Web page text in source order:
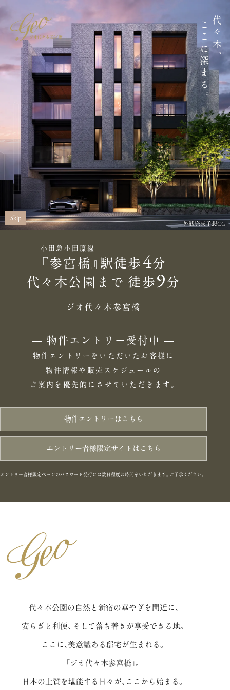
代々木、
ここに深まる。
外観完成予想CG
Skip
小田急小田原線
『参宮橋』駅徒歩 4分
代々木公園まで 徒歩9分
ジオ代々木参宮橋
— 物件エントリー受付中 —
物件エントリーをいただいたお客様に
物件情報や販売スケジュールの
ご案内を優先的にさせていただきます。
物件エントリーはこちら
エントリー者様限定サイトはこちら
エントリー者様限定ページのパスワード発行には数日程度お時間をいただきます。ご了承ください。
代々木公園の自然と新宿の華やぎを間近に、
安らぎと利便、 そして落ち着きが享受できる地。
ここに、美意識ある邸宅が生まれる。
「ジオ代々木参宮橋」。
日本の上質を堪能する日々が、ここから始まる。